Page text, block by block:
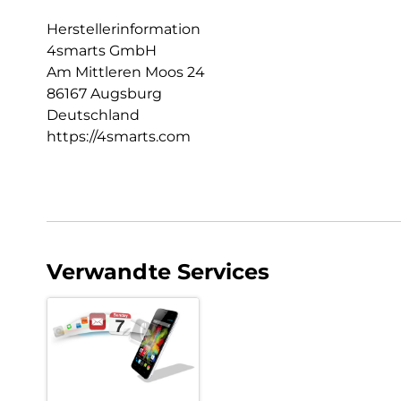
Herstellerinformation
4smarts GmbH
Am Mittleren Moos 24
86167 Augsburg
Deutschland
https://4smarts.com
Verwandte Services